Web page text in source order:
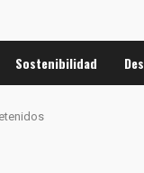
Sostenibilidad